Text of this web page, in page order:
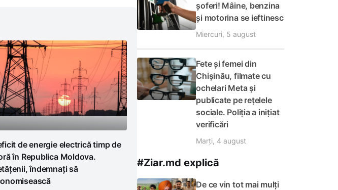
de energie electrică timp de
în Republica Moldova.
îndemnați să
șoferi! Mâine, benzina
și motorina se ieftinesc
Miercuri, 5 august
Fete și femei din
Chișinău, filmate cu
ochelari Meta și
publicate pe rețelele
sociale. Poliția a inițiat
verificări
Marți, 4 august
#Ziar.md explică
De ce vin tot mai mulți